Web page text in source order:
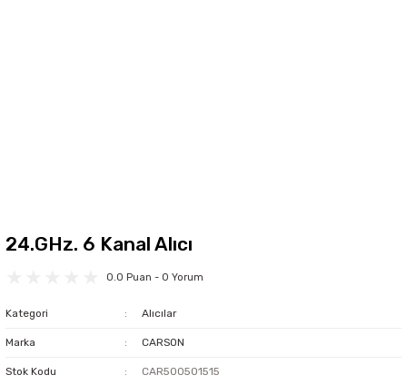
24.GHz. 6 Kanal Alıcı
0.0 Puan - 0 Yorum
Kategori Alıcılar
Marka CARSON
Stok Kodu CAR500501515